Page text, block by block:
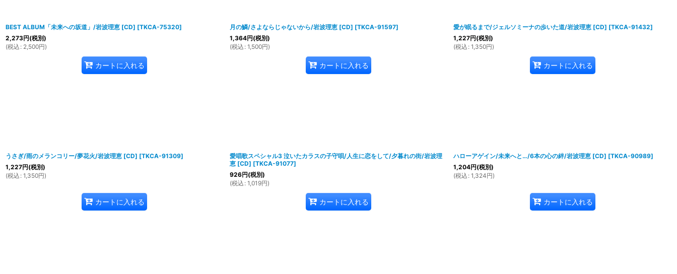
BEST ALBUM「未来への坂道」/岩波理恵 [CD] [TKCA-75320]
2,273円(税別)
(税込 : 2,500円)
カートに入れる
月の鱗/さよならじゃないから/岩波理恵 [CD] [TKCA-91597]
1,364円(税別)
(税込 : 1,500円)
カートに入れる
愛が眠るまで/ジェルソミーナの歩いた道/岩波理恵 [CD] [TKCA-91432]
1,227円(税別)
(税込 : 1,350円)
カートに入れる
うさぎ/雨のメランコリー/夢花火/岩波理恵 [CD] [TKCA-91309]
1,227円(税別)
(税込 : 1,350円)
カートに入れる
愛唱歌スペシャル3 泣いたカラスの子守唄/人生に恋をして/夕暮れの街/岩波理
恵 [CD] [TKCA-91077]
926円(税別)
(税込 : 1,019円)
カートに入れる
ハローアゲイン/未来へと…/6本の心の絆/岩波理恵 [CD] [TKCA-90989]
1,204円(税別)
(税込 : 1,324円)
カートに入れる